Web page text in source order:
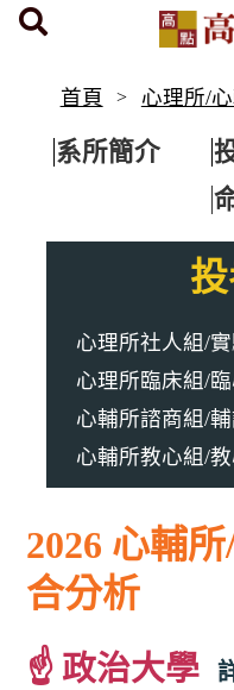
首頁 心理所/
系所簡介
心理所社人組/
心理所臨床組/
心輔所諮商組/
心輔所教心組/
2026 心輔
合分析
☝ 政治大學